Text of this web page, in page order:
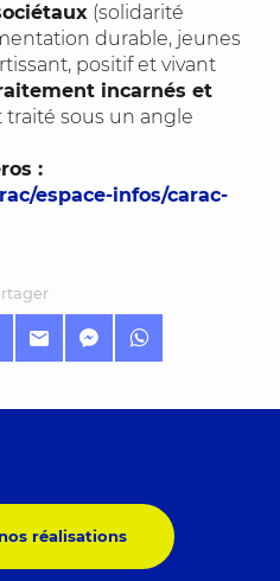
(solidarité
durable, jeunes
positif et vivant
incarnés et
traité sous un angle
:
espace-infos/carac-
réalisations